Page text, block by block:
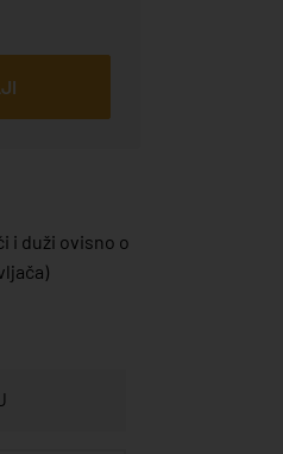
i duži ovisno o